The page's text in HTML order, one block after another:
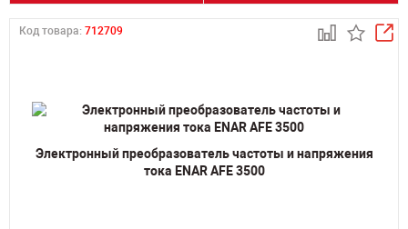
Код товара: 712709
Электронный преобразователь частоты и напряжения
тока ENAR AFE 3500